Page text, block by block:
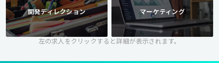
開発ディレクション マーケティング
左の求人をクリックすると詳細が表示されます。